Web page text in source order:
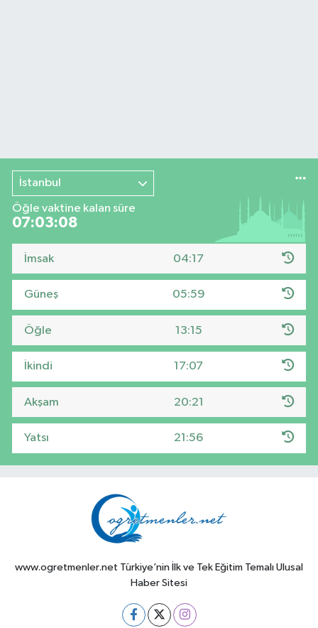
İstanbul
Öğle vaktine kalan süre
07:03:08
İmsak 04:17
Güneş 05:59
Öğle 13:15
İkindi 17:07
Akşam 20:21
Yatsı 21:56
www.ogretmenler.net Türkiye’nin İlk ve Tek Eğitim Temalı Ulusal
Haber Sitesi